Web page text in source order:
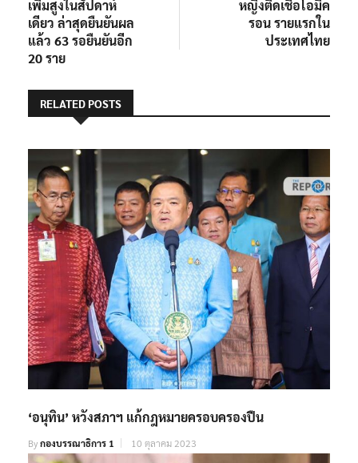
เพิ่มสูงในสัปดาห์
เดียว ล่าสุดยืนยันผล
แล้ว 63 รอยืนยันอีก
20 ราย
หญิงติดเชื้อโอมิค
รอน รายแรกใน
ประเทศไทย
RELATED POSTS
‘อนุทิน’ หวังสภาฯ แก้กฎหมายครอบครองปืน
Byกองบรรณาธิการ 1 10 ตุลาคม 2023